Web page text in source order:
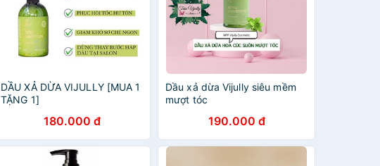
DẦU XẢ DỪA VIJULLY [MUA 1
TẶNG 1]
180.000 đ
Dầu xả dừa Vijully siêu mềm
mượt tóc
190.000 đ